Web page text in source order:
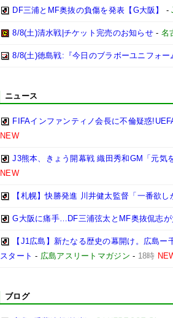
DF三浦とMF奥抜の負傷を発表【G大阪】 -
8/8(土)清水戦|チケット完売のお知らせ- 名
8/8(土)徳島戦:『今日のブラボーユニフォ
ニュース
FIFAインファンティノ会長に不倫疑惑
NEW
J3熊本、きょう開幕戦 織田秀和GM「元気
NEW
【札幌】快勝発進 川井健太監督「一番欲
G大阪に痛手…DF三浦弦太とMF奥抜侃志
【J1広島】新たなる歴史の幕開け。広島
スタート - 広島アスリートマガジン - 18時
ブログ